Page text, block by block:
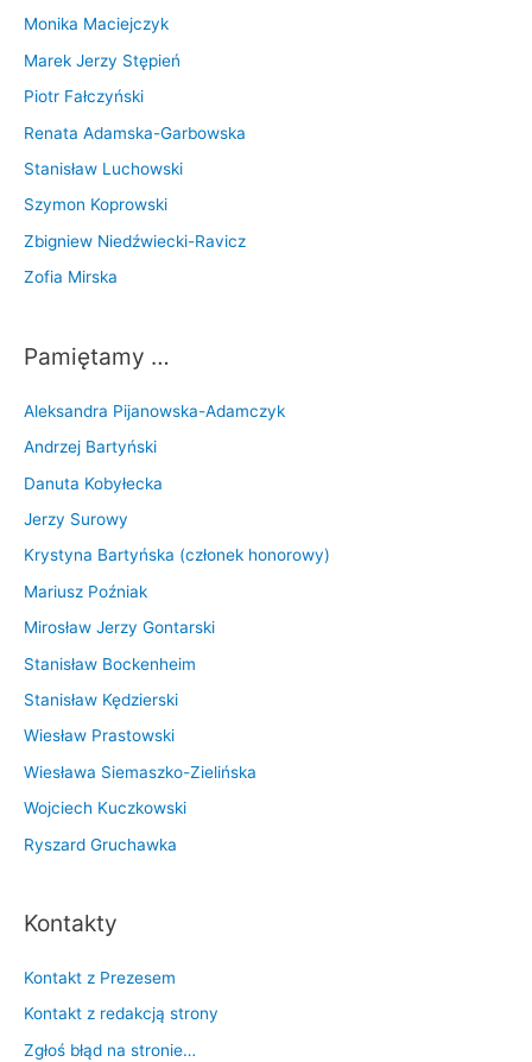
Monika Maciejczyk
Marek Jerzy Stępień
Piotr Fałczyński
Renata Adamska-Garbowska
Stanisław Luchowski
Szymon Koprowski
Zbigniew Niedźwiecki-Ravicz
Zofia Mirska
Pamiętamy …
Aleksandra Pijanowska-Adamczyk
Andrzej Bartyński
Danuta Kobyłecka
Jerzy Surowy
Krystyna Bartyńska (członek honorowy)
Mariusz Poźniak
Mirosław Jerzy Gontarski
Stanisław Bockenheim
Stanisław Kędzierski
Wiesław Prastowski
Wiesława Siemaszko-Zielińska
Wojciech Kuczkowski
Ryszard Gruchawka
Kontakty
Kontakt z Prezesem
Kontakt z redakcją strony
Zgłoś błąd na stronie…